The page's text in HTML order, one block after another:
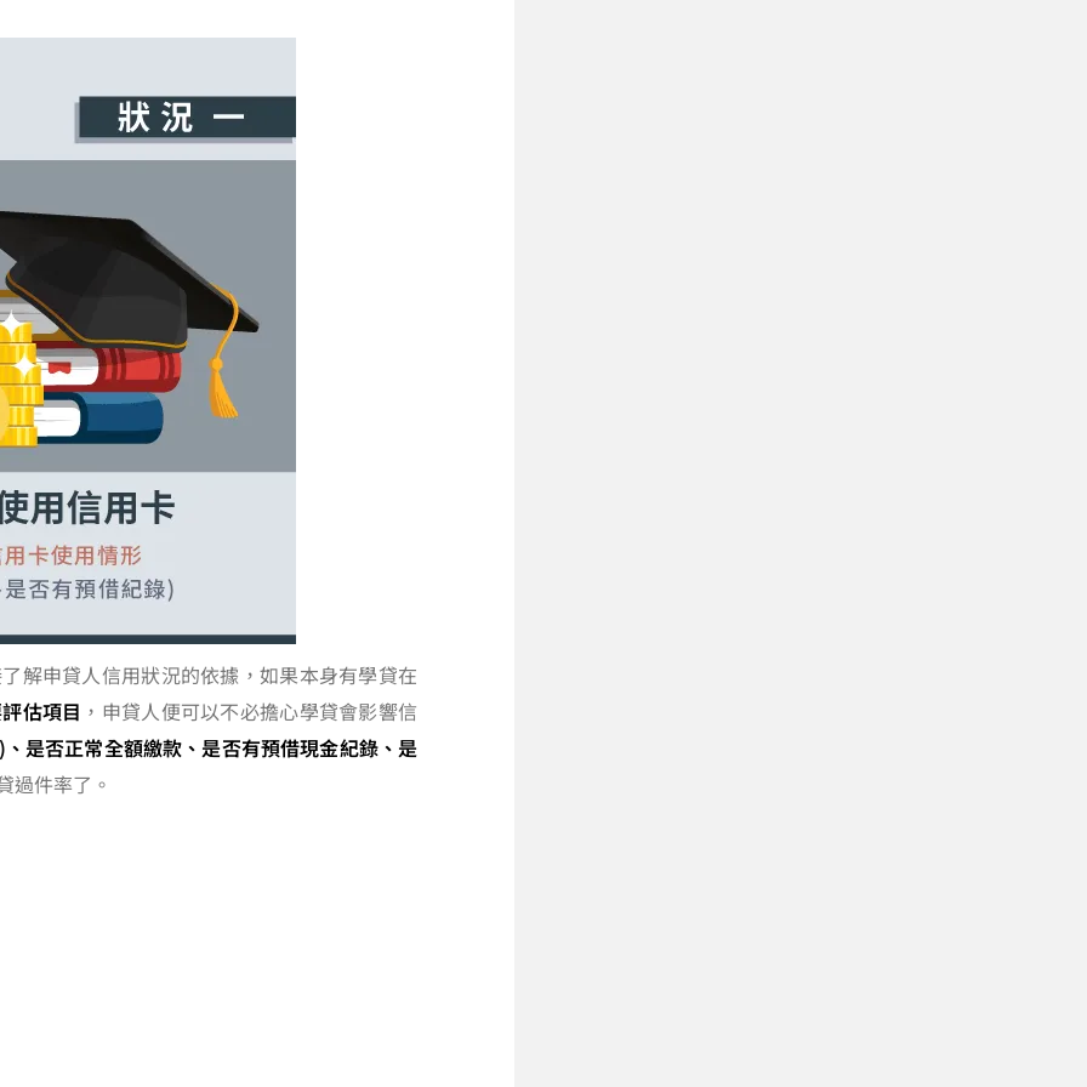
解申貸人信用狀況的依據，如果本身有學貸在
估項目 ，申貸人便可以不必擔心學貸會影響信
是否正常全額繳款、是否有預借現金紀錄、是
過件率了。